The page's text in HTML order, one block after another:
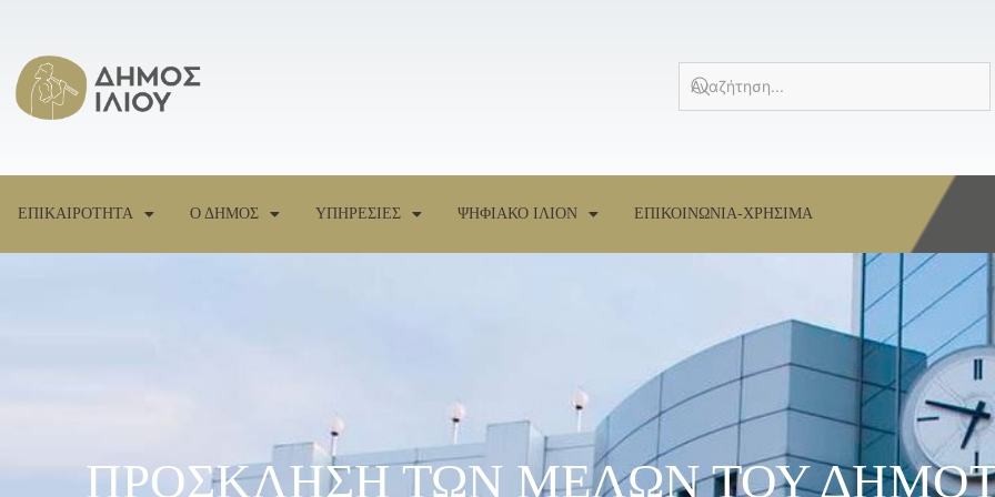
ΕΠΙΚΑΙΡΟΤΗΤΑ Ο ΔΗΜΟΣ ΥΠΗΡΕΣΙΕΣ ΨΗΦΙΑΚΟ ΙΛΙΟΝ ΕΠΙΚΟΙΝΩΝΙΑ-ΧΡΗΣΙΜΑ
ΠΡΟΣΚΛΗΣΗ ΤΩΝ ΜΕΛΩΝ ΤΟΥ